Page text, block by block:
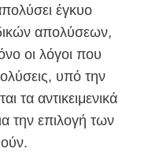
έγκυο
απολύσεων,
οι λόγοι που
υπό την
τα αντικειμενικά
την επιλογή των